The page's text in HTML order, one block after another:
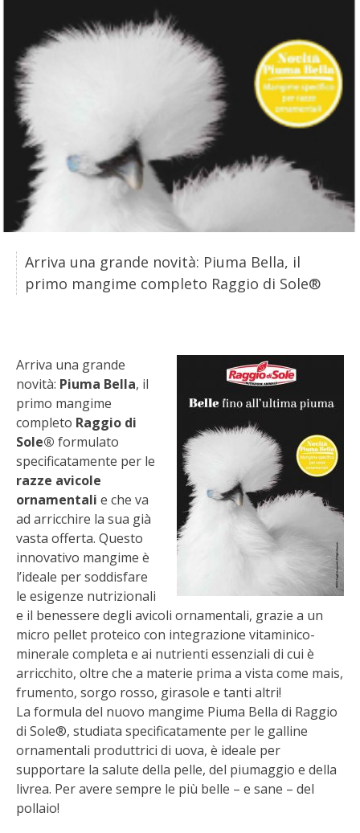
CUCINA
PRODOTTI
FARFALLE DELLA CAMPAGNA
PICCOLO POLLAIO
STORIE DEI LETTORI
CONSERVARE LA FRUTTA
CONSERVE DELL’ORTO
STIHL
BLUMEN
NOCCIOLA DI CALABRIA
PELLENC
MEDICINA DEI SEMPLICI
SCONTI NOVEMBRE
COMPO
HUSQVARNA
ZAPI GARDEN
BENZA
ORTO BIO – TECNICHE DI COLTIVAZIONE
THERMACELL
Arriva una grande novità: Piuma Bella, il
primo mangime completo Raggio di Sole®
Arriva una grande
novità: Piuma Bella, il
primo mangime
completo Raggio di
Sole® formulato
specificatamente per le
razze avicole
ornamentali e che va
ad arricchire la sua già
vasta offerta. Questo
innovativo mangime è
l’ideale per soddisfare
le esigenze nutrizionali
e il benessere degli avicoli ornamentali, grazie a un
micro pellet proteico con integrazione vitaminico-
minerale completa e ai nutrienti essenziali di cui è
arricchito, oltre che a materie prima a vista come mais,
frumento, sorgo rosso, girasole e tanti altri!
La formula del nuovo mangime Piuma Bella di Raggio
di Sole®, studiata specificatamente per le galline
ornamentali produttrici di uova, è ideale per
supportare la salute della pelle, del piumaggio e della
livrea. Per avere sempre le più belle – e sane – del
pollaio!